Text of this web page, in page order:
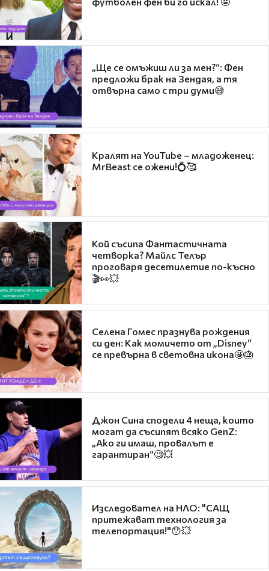
„Ще се омъжиш ли за мен?“: Фен
предложи брак на Зендая, а тя
отвърна само с три думи😅
Кралят на YouTube – младоженец:
MrBeast се ожени!💍🥰
Кой съсипа Фантастичната
четворка? Майлс Телър
проговаря десетилетие по-късно
🎬👀💥
Селена Гомес празнува рождения
си ден: Как момичето от „Disney“
се превърна в световна икона🤩🎂
Джон Сина сподели 4 неща, които
могат да съсипят всяко GenZ:
„Ако ги имаш, провалът е
гарантиран“🧐💥
Изследовател на НЛО: "САЩ
притежават технология за
телепортация!"😯💥